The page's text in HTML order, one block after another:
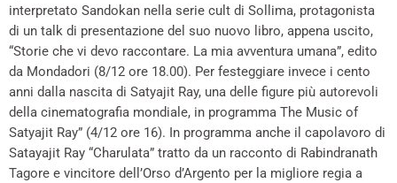
interpretato Sandokan nella serie cult di Sollima, protagonista
di un talk di presentazione del suo nuovo libro, appena uscito,
“Storie che vi devo raccontare. La mia avventura umana”, edito
da Mondadori (8/12 ore 18.00). Per festeggiare invece i cento
anni dalla nascita di Satyajit Ray, una delle figure più autorevoli
della cinematografia mondiale, in programma The Music of
Satyajit Ray” (4/12 ore 16). In programma anche il capolavoro di
Satayajit Ray “Charulata” tratto da un racconto di Rabindranath
Tagore e vincitore dell’Orso d’Argento per la migliore regia a